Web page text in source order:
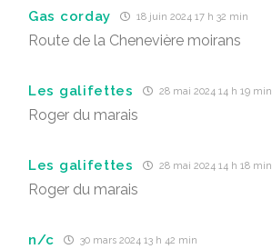
Gas corday 18 juin 2024 17 h 32 min
Route de la Chenevière moirans
Les galifettes 28 mai 2024 14 h 19 min
Roger du marais
Les galifettes 28 mai 2024 14 h 18 min
Roger du marais
n/c 30 mars 2024 13 h 42 min